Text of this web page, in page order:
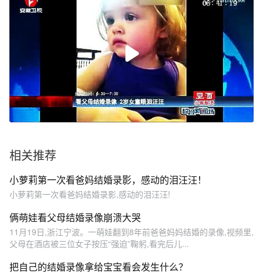
相关推荐
小萝莉第一次看爸妈结婚录影，感动的泪汪汪！
小萝莉第一次看爸妈结婚录影,感动的泪汪汪!
俩萌娃看父母结婚录像崩溃大哭
11月19日,浙江宁波。一萌娃翻到8年前爸爸妈妈结婚的录像,视频里,
父母在酒店被三位女子按压“强迫”鞠躬,看完后儿...
把自己的结婚录像拿给宝宝看会发生什么？